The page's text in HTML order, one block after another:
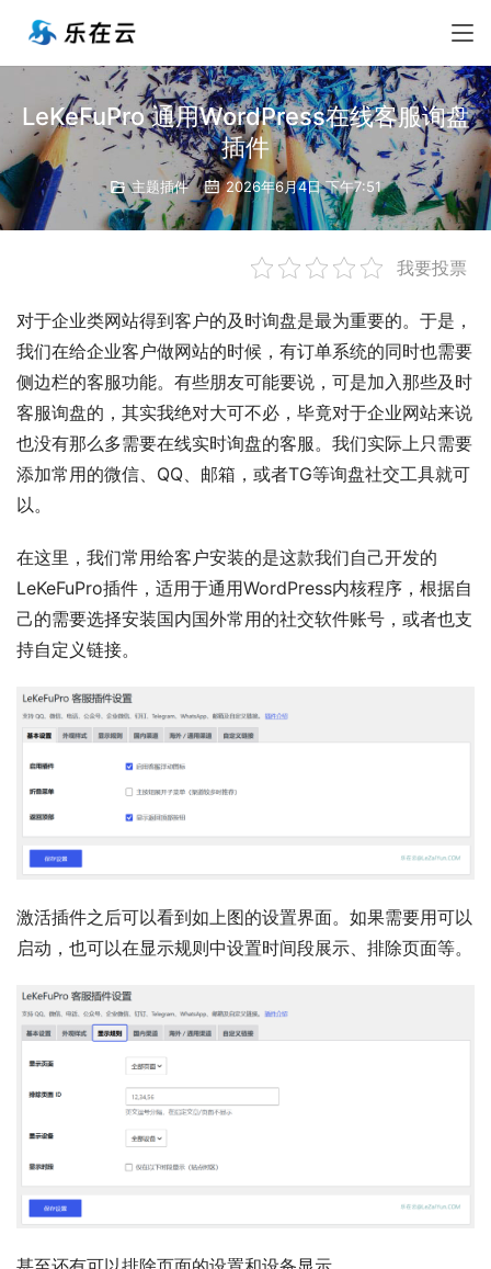
LeKeFuPro 通用WordPress在线客服询盘
插件
主题插件 2026年6月4日 下午7:51
我要投票
对于企业类网站得到客户的及时询盘是最为重要的。于是，
我们在给企业客户做网站的时候，有订单系统的同时也需要
侧边栏的客服功能。有些朋友可能要说，可是加入那些及时
客服询盘的，其实我绝对大可不必，毕竟对于企业网站来说
也没有那么多需要在线实时询盘的客服。我们实际上只需要
添加常用的微信、QQ、邮箱，或者TG等询盘社交工具就可
以。
在这里，我们常用给客户安装的是这款我们自己开发的
LeKeFuPro插件，适用于通用WordPress内核程序，根据自
己的需要选择安装国内国外常用的社交软件账号，或者也支
持自定义链接。
激活插件之后可以看到如上图的设置界面。如果需要用可以
启动，也可以在显示规则中设置时间段展示、排除页面等。